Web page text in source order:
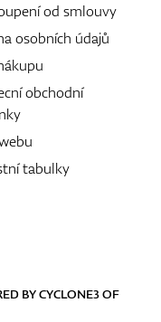
od smlouvy
osobních údajů
obchodní
tabulky
BYCYCLONE3OF